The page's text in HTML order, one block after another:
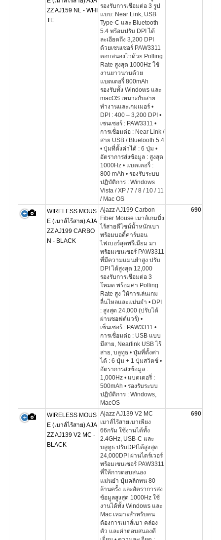
ZZ AJ159 NL - WHI
TE
รองรับการเชื่อมต่อ 3 รูป
แบบ: Near Link, USB
Type-C และ Bluetooth
5.4 พร้อมปรับ DPI ได้
ละเอียดถึง 3,200 DPI
ด้วยเซนเซอร์ PAW3311
ตอบสนองไวด้วย Polling
Rate สูงสุด 1000Hz ใช้
งานยาวนานด้วย
แบตเตอรี่ 800mAh
รองรับทั้ง Windows และ
macOS เหมาะกับสาย
ทำงานและเกมเมอร์ •
DPI : 400 – 3,200 DPI •
เซนเซอร์ : PAW3311 •
การเชื่อมต่อ : Near Link /
สาย USB / Bluetooth 5.4
• ปุ่มที่ตั้งค่าได้ : 6 ปุ่ม •
อัตราการส่งข้อมูล : สูงสุด
1000Hz • แบตเตอรี่ :
800 mAh • รองรับระบบ
ปฏิบัติการ : Windows
Vista / XP / 7 / 8 / 10 / 11
/ Mac OS
WIRELESS MOUS
E (เมาส์ไร้สาย) AJA
ZZ AJ199 CARBO
N - BLACK
Ajazz AJ199 Carbon
Fiber Mouse เมาส์เกมมิ่ง
ไร้สายดีไซน์น้ำหนักเบา
พร้อมบอดี้คาร์บอน
ไฟเบอร์สุดพรีเมียม มา
พร้อมเซนเซอร์ PAW3311
ที่มีความแม่นยำสูง ปรับ
DPI ได้สูงสุด 12,000
รองรับการเชื่อมต่อ 3
โหมด พร้อมค่า Polling
Rate สูง ให้การเล่นเกม
ลื่นไหลและแม่นยำ • DPI
: สูงสุด 24,000 (ปรับได้
ผ่านซอฟต์แวร์) •
เซ็นเซอร์ : PAW3311 •
การเชื่อมต่อ : USB แบบ
มีสาย, Nearlink USB ไร้
สาย, บลูทูธ • ปุ่มที่ตั้งค่า
ได้ : 6 ปุ่ม + 1 ปุ่มสวิตช์ •
อัตราการส่งข้อมูล :
1,000Hz • แบตเตอรี่ :
500mAh • รองรับระบบ
ปฏิบัติการ : Windows,
MacOS
690
WIRELESS MOUS
E (เมาส์ไร้สาย) AJA
ZZ AJ139 V2 MC -
BLACK
Ajazz AJ139 V2 MC
เมาส์ไร้สายเบาเพียง
66กรัม ใช้งานได้ทั้ง
2.4GHz, USB-C และ
บลูทูธ ปรับDPIได้สูงสุด
24,000DPI ผ่านไดร์เวอร์
พร้อมเซนเซอร์ PAW3311
ที่ให้การตอบสนอง
แม่นยำ ปุ่มคลิกทน 80
ล้านครั้ง และอัตราการส่ง
ข้อมูลสูงสุด 1000Hz ใช้
งานได้ทั้ง Windows และ
Mac เหมาะสำหรับคน
ต้องการเมาส์เบา คล่อง
ตัว และค่าตอบสนองดี
690